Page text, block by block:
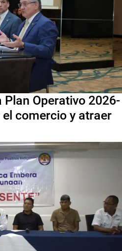
Plan Operativo 2026-
comercio y atraer